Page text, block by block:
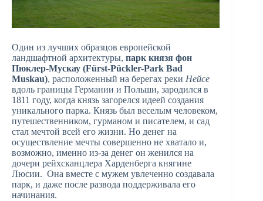
Один из лучших образцов европейской
ландшафтной архитектуры, парк князя фон
Пюклер-Мускау (Fürst-Pückler-Park Bad
Muskau), расположенный на берегах реки Нейсе
вдоль границы Германии и Польши, зародился в
1811 году, когда князь загорелся идеей создания
уникального парка. Князь был веселым человеком,
путешественником, гурманом и писателем, и сад
стал мечтой всей его жизни. Но денег на
осуществление мечты совершенно не хватало и,
возможно, именно из-за денег он женился на
дочери рейхсканцлера Харденберга княгине
Люсии. Она вместе с мужем увлеченно создавала
парк, и даже после развода поддерживала его
начинания.